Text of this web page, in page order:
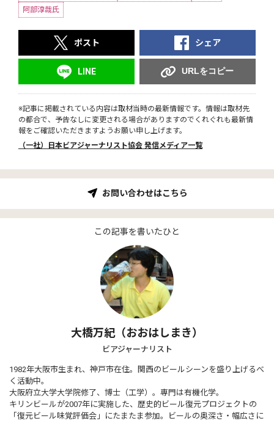
阿部淳哉氏
ポスト シェア
LINE URLをコピー
※記事に掲載されている内容は取材当時の最新情報です。情報は取材先
の都合で、予告なしに変更される場合がありますのでくれぐれも最新情
報をご確認いただきますようお願い申し上げます。
（一社）日本ビアジャーナリスト協会 発信メディア一覧
お問い合わせはこちら
この記事を書いたひと
大橋万紀（おおはしまき）
ビアジャーナリスト
1982年大阪市生まれ、神戸市在住。関西のビールシーンを盛り上げるべ
く活動中。
大阪府立大学大学院修了、博士（工学）。専門は有機化学。
キリンビールが2007年に実施した、歴史的ビール復元プロジェクトの
「復元ビール味覚評価会」にたまたま参加。ビールの奥深さ・幅広さに